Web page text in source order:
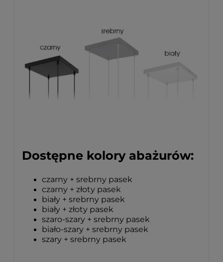
Dostępne kolory abażurów:
czarny + srebrny pasek
czarny + złoty pasek
biały + srebrny pasek
biały + złoty pasek
szaro-szary + srebrny pasek
biało-szary + srebrny pasek
szary + srebrny pasek